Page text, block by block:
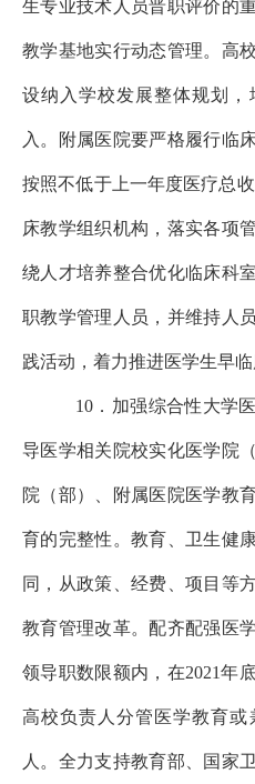
生专业技术人员晋职评价的
教学基地实行动态管理。高
设纳入学校发展整体规划
入。附属医院要严格履行临
按照不低于上一年度医疗总
床教学组织机构，落实各项
绕人才培养整合优化临床科
职教学管理人员，并维持人
践活动，着力推进医学生早
10．加强综合性大学
导医学相关院校实化医学院
院（部）、附属医院医学教
育的完整性。教育、卫生健
同，从政策、经费、项目等
教育管理改革。配齐配强医
领导职数限额内，在2021年
高校负责人分管医学教育
人。全力支持教育部、国 家